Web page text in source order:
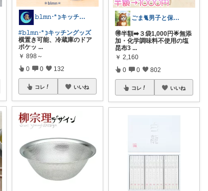
𝚋𝚕𝚖𝚗･*☽キッチングッズ
#𝚋𝚕𝚖𝚗･*☽キッチングッズ
横置き可能、冷蔵庫のドア
ポケッ ...
￥ 898～
0 0 132
コレ いいね
ごま🐈男子と保護猫のママ🐈
🉐半額➡️３袋1,000円🌟無添
加・化学調味料不使用の塩
昆布3 ...
￥ 2,160
0 0 802
コレ いいね